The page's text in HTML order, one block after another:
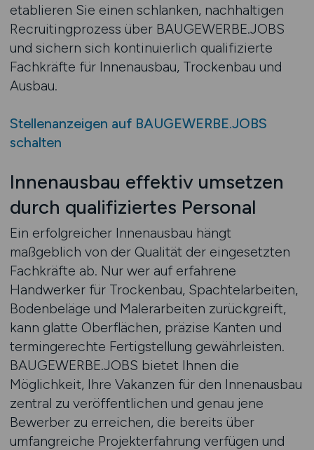
etablieren Sie einen schlanken, nachhaltigen
Recruiting­prozess über BAUGEWERBE.JOBS
und sichern sich kontinuierlich qualifizierte
Fachkräfte für Innenausbau, Trockenbau und
Ausbau.
Stellenanzeigen auf BAUGEWERBE.JOBS
schalten
Innenausbau effektiv umsetzen
durch qualifiziertes Personal
Ein erfolgreicher Innenausbau hängt
maßgeblich von der Qualität der eingesetzten
Fachkräfte ab. Nur wer auf erfahrene
Handwerker für Trockenbau, Spachtelarbeiten,
Bodenbeläge und Malerarbeiten zurückgreift,
kann glatte Oberflächen, präzise Kanten und
termingerechte Fertigstellung gewährleisten.
BAUGEWERBE.JOBS bietet Ihnen die
Möglichkeit, Ihre Vakanzen für den Innenausbau
zentral zu veröffentlichen und genau jene
Bewerber zu erreichen, die bereits über
umfangreiche Projekterfahrung verfügen und